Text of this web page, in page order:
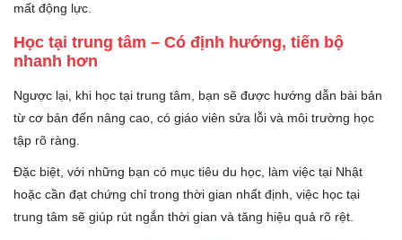
mất động lực.
Học tại trung tâm – Có định hướng, tiến bộ
nhanh hơn
Ngược lại, khi học tại trung tâm, bạn sẽ được hướng dẫn bài bản
từ cơ bản đến nâng cao, có giáo viên sửa lỗi và môi trường học
tập rõ ràng.
Đặc biệt, với những bạn có mục tiêu du học, làm việc tại Nhật
hoặc cần đạt chứng chỉ trong thời gian nhất định, việc học tại
trung tâm sẽ giúp rút ngắn thời gian và tăng hiệu quả rõ rệt.